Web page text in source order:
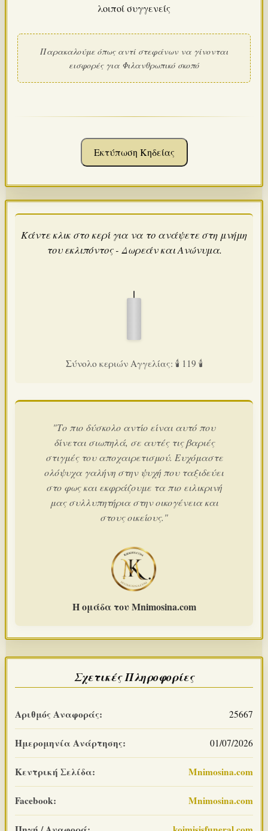
λοιποί συγγενείς
Παρακαλούμε όπως αντί στεφάνων να γίνονται
εισφορές για Φιλανθρωπικό σκοπό
Εκτύπωση Κηδείας
Κάντε κλικ στο κερί για να το ανάψετε στη μνήμη
του εκλιπόντος - Δωρεάν και Ανώνυμα.
Σύνολο κεριών Αγγελίας: 🕯️ 119 🕯️
"Το πιο δύσκολο αντίο είναι αυτό που
δίνεται σιωπηλά, σε αυτές τις βαριές
στιγμές του αποχαιρετισμού. Ευχόμαστε
ολόψυχα γαλήνη στην ψυχή που ταξιδεύει
στο φως και εκφράζουμε τα πιο ειλικρινή
μας συλλυπητήρια στην οικογένεια και
στους οικείους."
Η ομάδα του Mnimosina.com
Σχετικές Πληροφορίες
Αριθμός Αναφοράς: 25667
Ημερομηνία Ανάρτησης: 01/07/2026
Κεντρική Σελίδα: Mnimosina.com
Facebook: Mnimosina.com